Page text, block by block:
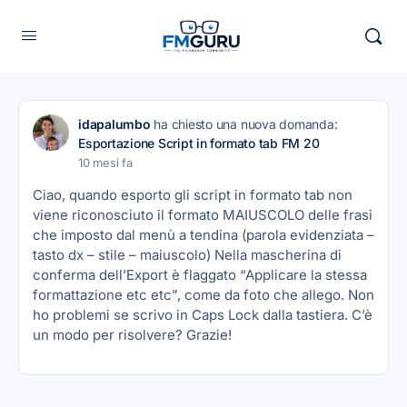
idapalumbo ha chiesto una nuova domanda:
Esportazione Script in formato tab FM 20
10 mesi fa
Ciao, quando esporto gli script in formato tab non
viene riconosciuto il formato MAIUSCOLO delle frasi
che imposto dal menù a tendina (parola evidenziata –
tasto dx – stile – maiuscolo) Nella mascherina di
conferma dell’Export è flaggato “Applicare la stessa
formattazione etc etc”, come da foto che allego. Non
ho problemi se scrivo in Caps Lock dalla tastiera. C’è
un modo per risolvere? Grazie!